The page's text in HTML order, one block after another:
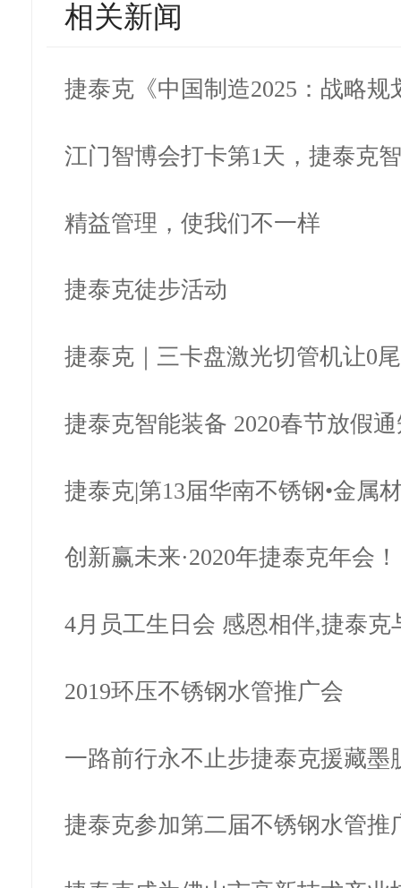
相关新闻
捷泰克《中国制造2025：战略规
提升全…
江门智博会打卡第1天，捷泰克
现场
精益管理，使我们不一样
捷泰克徒步活动
捷泰克｜三卡盘激光切管机让0
不再是…
捷泰克智能装备 2020春节放假
捷泰克|第13届华南不锈钢•金属
会完…
创新赢未来·​2020年捷泰克年会
4月员工生日会 感恩相伴,捷泰克
行!
2019环压不锈钢水管推广会
一路前行永不止步捷泰克援藏墨
旅…
捷泰克参加第二届不锈钢水管推